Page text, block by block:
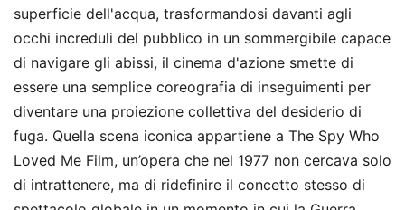
superficie dell'acqua, trasformandosi davanti agli
occhi increduli del pubblico in un sommergibile capace
di navigare gli abissi, il cinema d'azione smette di
essere una semplice coreografia di inseguimenti per
diventare una proiezione collettiva del desiderio di
fuga. Quella scena iconica appartiene a The Spy Who
Loved Me Film, un’opera che nel 1977 non cercava solo
di intrattenere, ma di ridefinire il concetto stesso di